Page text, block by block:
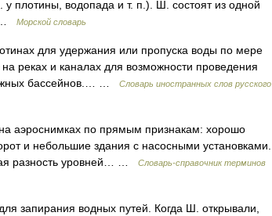
плотины, водопада и т. п.). Ш. состоят из одной
…
Морской словарь
для удержания или пропуска воды по мере
реках и каналах для возможности проведения
бассейнов.… …
Словарь иностранных слов русского
аэроснимках по прямым признакам: хорошо
и небольшие здания с насосными установками.
разность уровней… …
Словарь-справочник терминов
водных путей. Когда Ш. открывали,